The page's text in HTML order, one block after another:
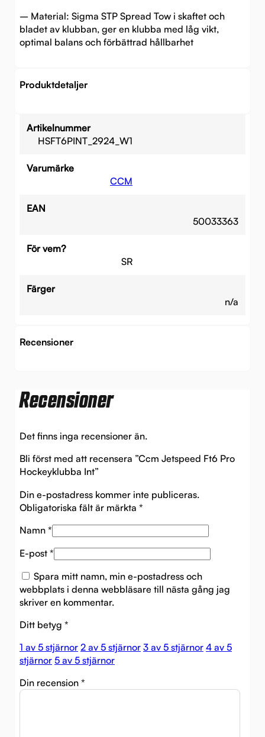
– Material: Sigma STP Spread Tow i skaftet och
bladet av klubban, ger en klubba med låg vikt,
optimal balans och förbättrad hållbarhet
Produktdetaljer
Artikelnummer
HSFT6PINT_2924_W1
Varumärke
CCM
EAN
50033363
För vem?
SR
Färger
n/a
Recensioner
Recensioner
Det finns inga recensioner än.
Bli först med att recensera ”Ccm Jetspeed Ft6 Pro
Hockeyklubba Int”
Din e-postadress kommer inte publiceras.
Obligatoriska fält är märkta *
Namn *
E-post *
Spara mitt namn, min e-postadress och
webbplats i denna webbläsare till nästa gång jag
skriver en kommentar.
Ditt betyg *
1 av 5 stjärnor 2 av 5 stjärnor 3 av 5 stjärnor 4 av 5
stjärnor 5 av 5 stjärnor
Din recension *